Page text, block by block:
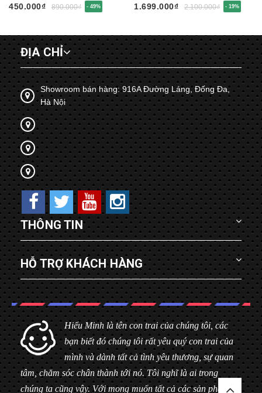
450.000₫
890.000₫ - 49%
LTU675
1.699.000₫ 2.100.000₫ - 19%
ĐỊA CHỈ
Showroom bán hàng: 916A Đường Láng, Đống Đa,
Hà Nội
THÔNG TIN
HỖ TRỢ KHÁCH HÀNG
Hiểu Minh là tên con trai của chúng tôi, các
bạn biết đó chúng tôi rất yêu quý con trai của
mình và dành tất cả tình yêu thương, sự quan
tâm, chăm sóc chân thành tới nó. Tôi nghĩ là ai trong
chúng ta cũng vậy. Với mong muốn tất cả các sản phẩm